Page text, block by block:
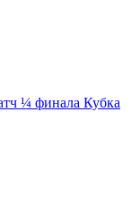
¼ финала Кубка